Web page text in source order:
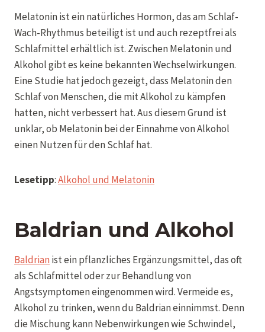
Melatonin ist ein natürliches Hormon, das am Schlaf-
Wach-Rhythmus beteiligt ist und auch rezeptfrei als
Schlafmittel erhältlich ist. Zwischen Melatonin und
Alkohol gibt es keine bekannten Wechselwirkungen.
Eine Studie hat jedoch gezeigt, dass Melatonin den
Schlaf von Menschen, die mit Alkohol zu kämpfen
hatten, nicht verbessert hat. Aus diesem Grund ist
unklar, ob Melatonin bei der Einnahme von Alkohol
einen Nutzen für den Schlaf hat.
Lesetipp:Alkohol und Melatonin
Baldrian und Alkohol
Baldrianist ein pflanzliches Ergänzungsmittel, das oft
als Schlafmittel oder zur Behandlung von
Angstsymptomen eingenommen wird. Vermeide es,
Alkohol zu trinken, wenn du Baldrian einnimmst. Denn
die Mischung kann Nebenwirkungen wie Schwindel,